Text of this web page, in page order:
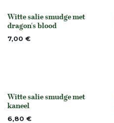
None
Witte salie smudge met
dragon's blood
7,00 €
None
Witte salie smudge met
kaneel
6,80 €